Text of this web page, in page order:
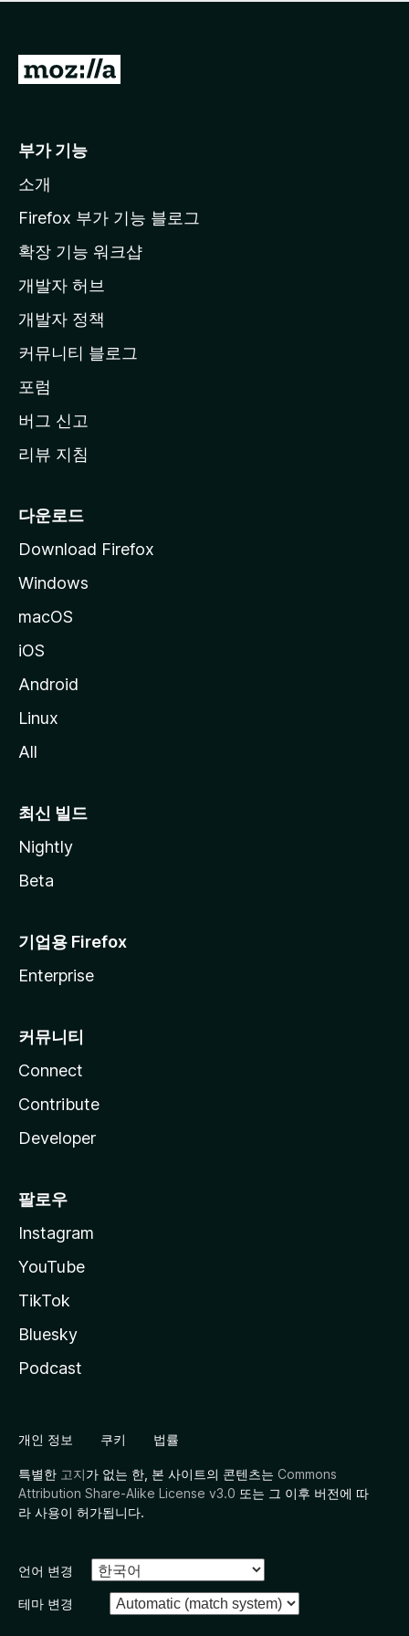
점
습
니
M
l
a
페
이
지
이
동
부가 기능
소개
Firefox 부가 기능 블로그
확장 기능 워크샵
개발자 허브
개발자 정책
커뮤니티 블로그
포럼
버그 신고
리뷰 지침
다운로드
Download Firefox
Windows
macOS
iOS
Android
Linux
All
최신 빌드
Nightly
Beta
기업용 Firefox
Enterprise
커뮤니티
Connect
Contribute
Developer
팔로우
Instagram
YouTube
TikTok
Bluesky
Podcast
개인 정보 쿠키 법률
특별한 고지가 없는 한, 본 사이트의 콘텐츠는 Commons
Attribution Share-Alike License v3.0 또는 그 이후 버전에 따
라 사용이 허가됩니다.
언어 변경
테마 변경